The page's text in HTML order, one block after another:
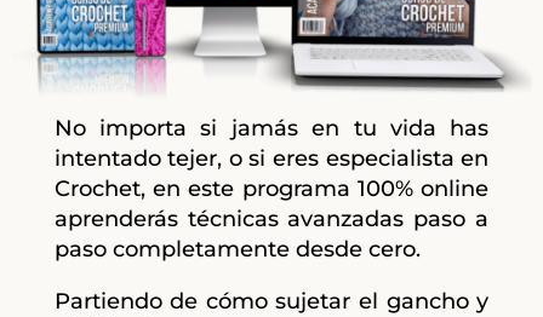
No importa si jamás en tu vida has
intentado tejer, o si eres especialista en
Crochet, en este programa 100% online
aprenderás técnicas avanzadas paso a
paso completamente desde cero.
Partiendo de cómo sujetar el gancho y